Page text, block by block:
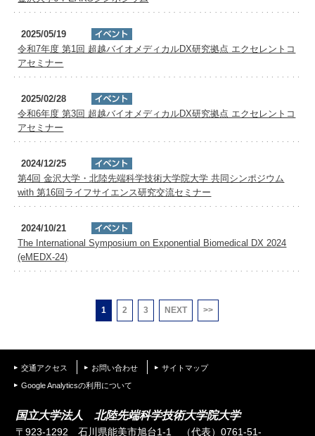
2025/05/19
令和7年度 第1回 超越バイオメディカルDX研究拠点 エクセレントコ
アセミナー
2025/02/28
令和6年度 第3回 超越バイオメディカルDX研究拠点 エクセレントコ
アセミナー
2024/12/25
第4回 金沢大学・北陸先端科学技術大学院大学 共同シンポジウム
with 第16回ライフサイエンス研究交流セミナー
2024/10/21
The International Symposium on Exponential Biomedical DX 2024
(eMEDX-24)
1 2 3 NEXT >>
交通アクセス お問い合わせ サイトマップ
Google Analyticsの利用について
国立大学法人 北陸先端科学技術大学院大学
〒923-1292 石川県能美市旭台1-1 （代表）0761-51-